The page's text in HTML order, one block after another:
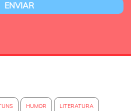
HUMOR LITERATURA